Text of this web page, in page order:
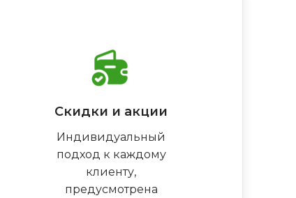
Скидки и акции
Индивидуальный
подход к каждому
клиенту,
предусмотрена